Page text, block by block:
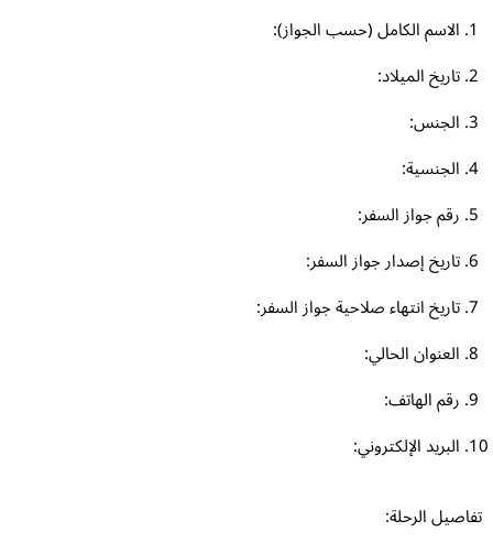
الاسم الكامل (حسب الجواز):
تاريخ الميلاد:
الجنس:
الجنسية:
رقم جواز السفر:
تاريخ إصدار جواز السفر:
تاريخ انتهاء صلاحية جواز السفر:
العنوان الحالي:
رقم الهاتف:
البريد الإلكتروني:
الرحلة: